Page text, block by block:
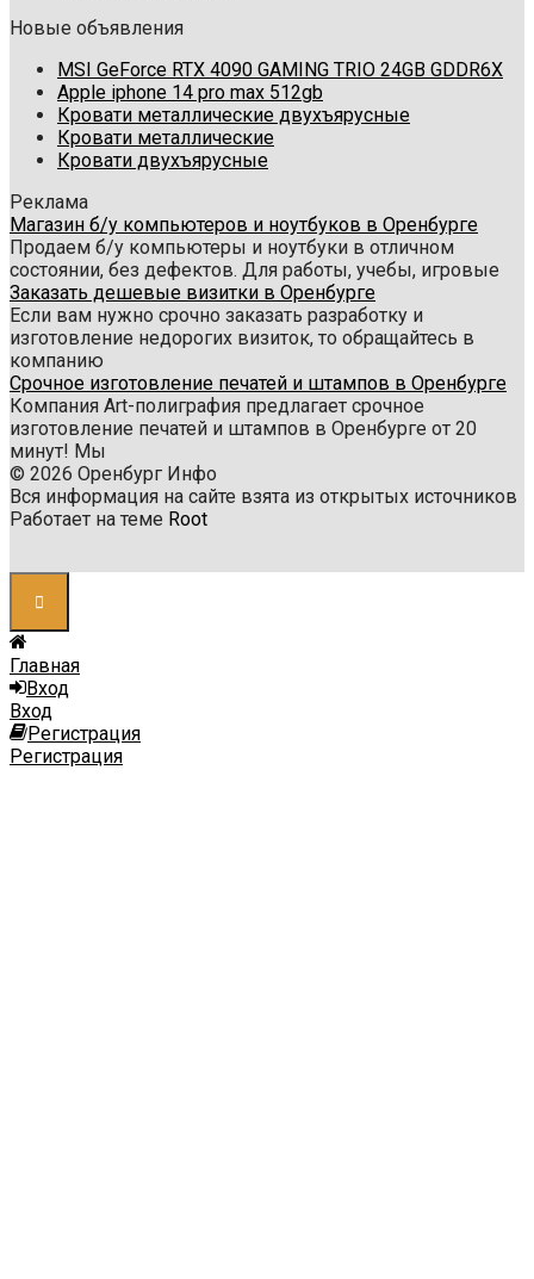
Новые объявления
MSI GeForce RTX 4090 GAMING TRIO 24GB GDDR6X
Apple iphone 14 pro max 512gb
Кровати металлические двухъярусные
Кровати металлические
Кровати двухъярусные
Реклама
Магазин б/у компьютеров и ноутбуков в Оренбурге
Продаем б/у компьютеры и ноутбуки в отличном
состоянии, без дефектов. Для работы, учебы, игровые
Заказать дешевые визитки в Оренбурге
Если вам нужно срочно заказать разработку и
изготовление недорогих визиток, то обращайтесь в
компанию
Срочное изготовление печатей и штампов в Оренбурге
Компания Art-полиграфия предлагает срочное
изготовление печатей и штампов в Оренбурге от 20
минут! Мы
© 2026 Оренбург Инфо
Вся информация на сайте взята из открытых источников
Работает на теме Root
Главная
Вход
Вход
Регистрация
Регистрация